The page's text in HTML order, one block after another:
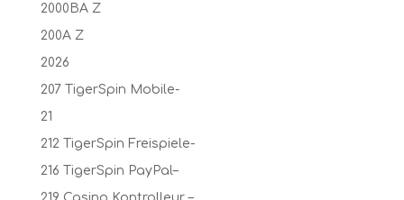
2000BA Z
200A Z
2026
207 TigerSpin Mobile-
21
212 TigerSpin Freispiele-
216 TigerSpin PayPal–